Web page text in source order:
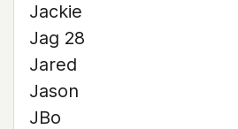
Jackie
Jag 28
Jared
Jason
JBo